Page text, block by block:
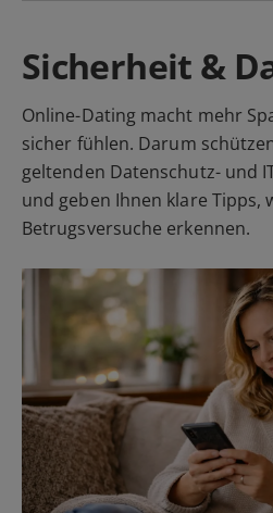
Sicherheit &
Online-Dating macht mehr
sicher fühlen. Darum
geltenden Datenschutz- und
und geben Ihnen klare Tipps,
Betrugsversuche erkennen.